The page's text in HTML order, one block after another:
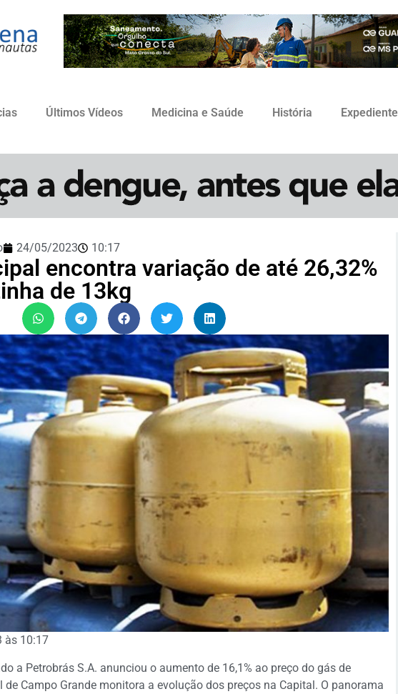
Últimos Vídeos Medicina e Saúde História Expediente
24/05/2023 10:17
encontra variação de até 26,32%
de 13kg
às 10:17
a Petrobrás S.A. anunciou o aumento de 16,1% ao preço do gás de
Campo Grande monitora a evolução dos preços na Capital. O panorama